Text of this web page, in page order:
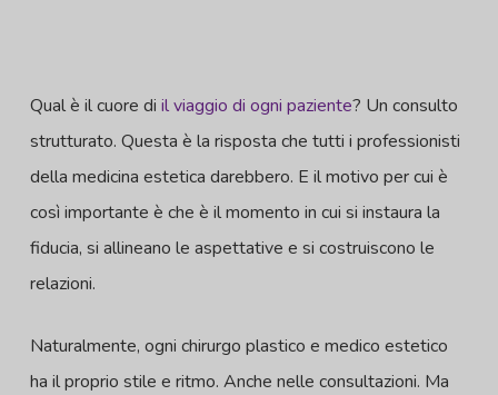
Qual è il cuore di il viaggio di ogni paziente? Un consulto
strutturato. Questa è la risposta che tutti i professionisti
della medicina estetica darebbero. E il motivo per cui è
così importante è che è il momento in cui si instaura la
fiducia, si allineano le aspettative e si costruiscono le
relazioni.
Naturalmente, ogni chirurgo plastico e medico estetico
ha il proprio stile e ritmo. Anche nelle consultazioni. Ma